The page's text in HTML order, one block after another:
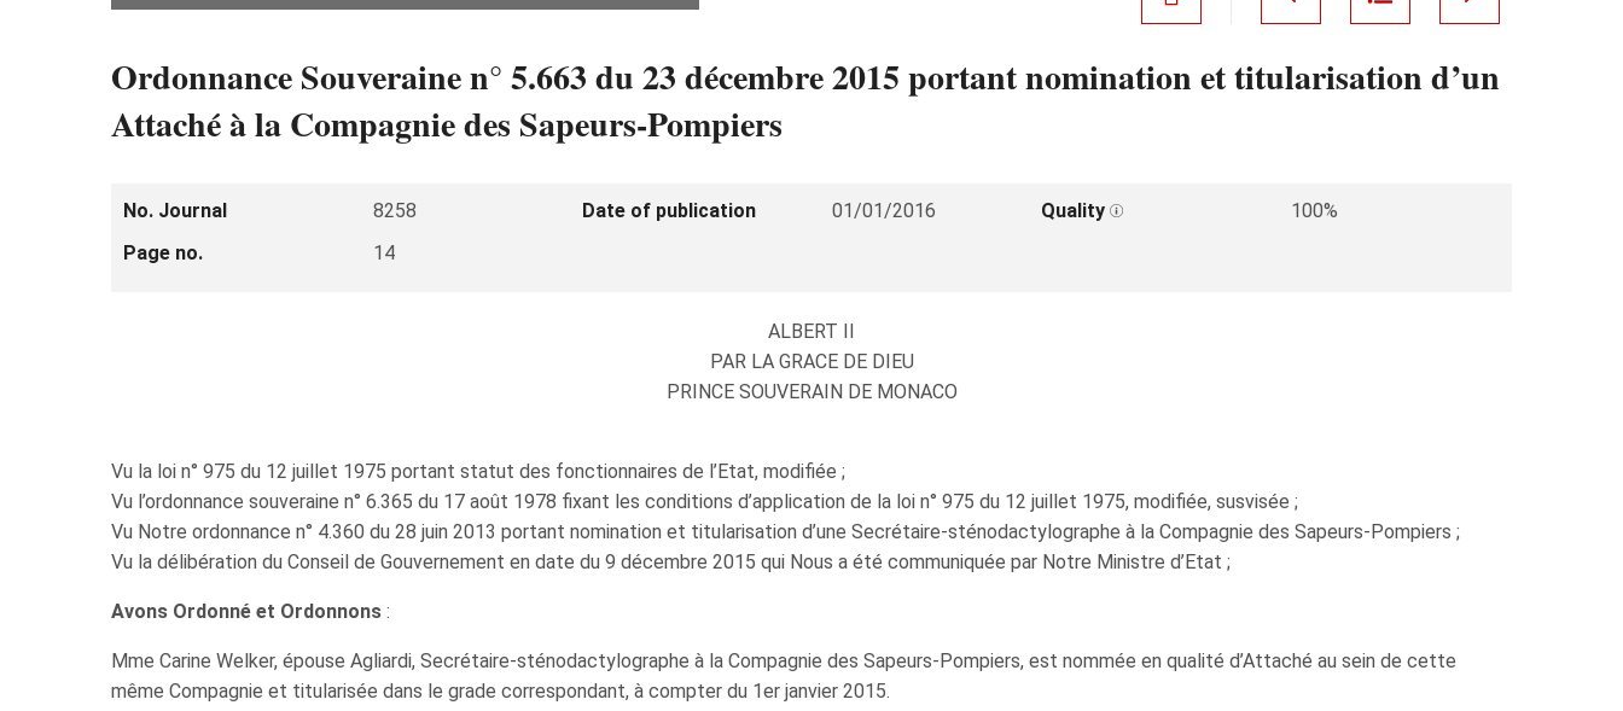
Ordonnance Souveraine n° 5.663 du 23 décembre 2015 portant nomination et titularisation d’un
Attaché à la Compagnie des Sapeurs-Pompiers
No. Journal 8258 Date of publication 01/01/2016 Quality
100%
Page no.
14
ALBERT II
PAR LA GRACE DE DIEU
PRINCE SOUVERAIN DE MONACO
Vu la loi n° 975 du 12 juillet 1975 portant statut des fonctionnaires de l’Etat, modifiée ;
Vu l’ordonnance souveraine n° 6.365 du 17 août 1978 fixant les conditions d’application de la loi n° 975 du 12 juillet 1975, modifiée, susvisée ;
Vu Notre ordonnance n° 4.360 du 28 juin 2013 portant nomination et titularisation d’une Secrétaire-sténodactylographe à la Compagnie des Sapeurs-Pompiers ;
Vu la délibération du Conseil de Gouvernement en date du 9 décembre 2015 qui Nous a été communiquée par Notre Ministre d’Etat ;
Avons Ordonné et Ordonnons :
Mme Carine Welker, épouse Agliardi, Secrétaire-sténodactylographe à la Compagnie des Sapeurs-Pompiers, est nommée en qualité d’Attaché au sein de cette
même Compagnie et titularisée dans le grade correspondant, à compter du 1er janvier 2015.